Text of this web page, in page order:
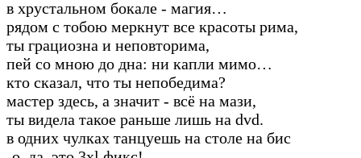
в хрустальном бокале - магия…
рядом с тобою меркнут все красоты рима,
ты грациозна и неповторима,
пей со мною до дна: ни капли мимо…
кто сказал, что ты непобедима?
мастер здесь, а значит - всё на мази,
ты видела такое раньше лишь на dvd.
в одних чулках танцуешь на столе на бис